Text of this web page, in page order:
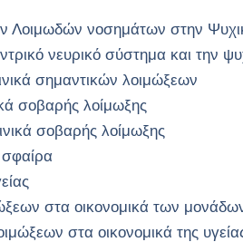
Λοιμωδών νοσημάτων στην
νευρικό σύστημα και την
σημαντικών λοιμώξεων
σοβαρής λοίμωξης
σοβαρής λοίμωξης
στα οικονομικά των
στα οικονομικά της